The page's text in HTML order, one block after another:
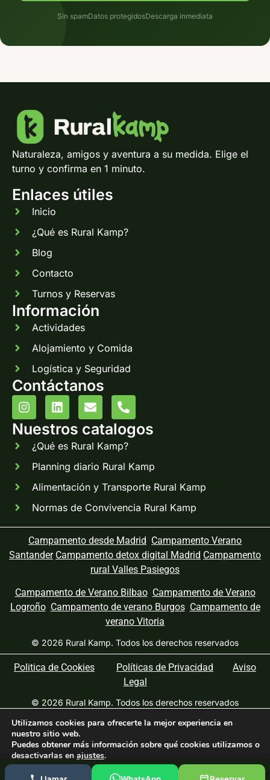
Sin spamDatos protegidosDescarga inmediata
Naturaleza, amigos y aventura a su medida. Elige el
turno y confirma en 1 minuto.
Enlaces útiles
Inicio
¿Qué es Rural Kamp?
Blog
Contacto
Turnos y Reservas
Información
Actividades
Alojamiento y Comida
Logística y Seguridad
Contáctanos
Nuestros catalogos
¿Qué es Rural Kamp?
Planning diario Rural Kamp
Alimentación y Transporte Rural Kamp
Normas de Convivencia Rural Kamp
Campamento desde Madrid Campamento Verano
Santander Campamento detox digital Madrid Campamento
rural Valles Pasiegos
Campamento de Verano Bilbao Campamento de Verano
Logroño Campamento de verano Burgos Campamento de
verano Vitoria
© 2026 Rural Kamp. Todos los derechos reservados
Politica de Cookies Políticas de Privacidad
Aviso
Legal
© 2026 Rural Kamp. Todos los derechos reservados
Utilizamos cookies para ofrecerte la mejor experiencia en
nuestro sitio web.
Puedes obtener más información sobre qué cookies utilizamos o
desactivarlas en ajustes.
Cerrar el banner de cookies RGPD
★★★★★ Valorado4.8/5 por 47 familias· +8 años
organizando campamentos en Cantabria
Leer opiniones